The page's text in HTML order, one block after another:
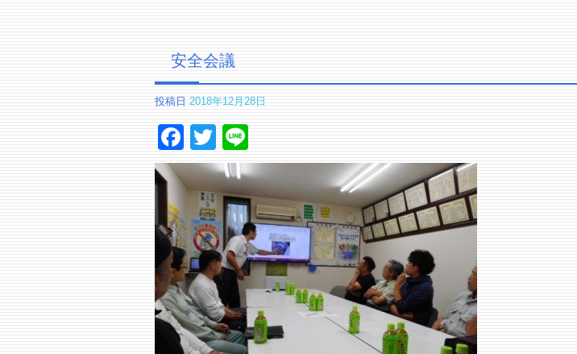
安全会議
投稿日 2018年12月28日
Facebook
Twitter